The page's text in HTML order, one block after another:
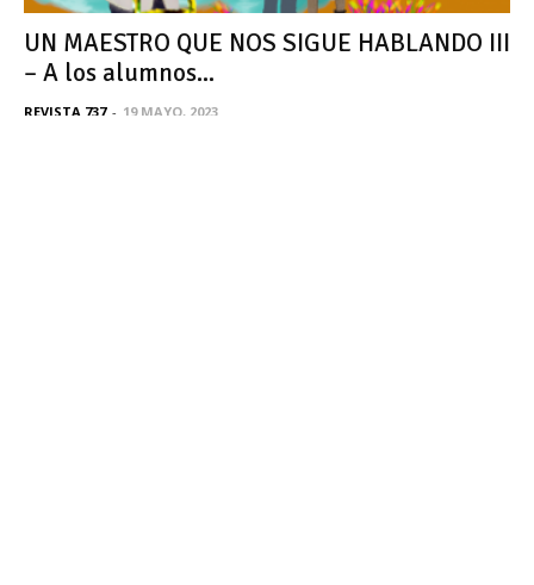
UN MAESTRO QUE NOS SIGUE HABLANDO III
– A los alumnos...
REVISTA 737 - 19 MAYO, 2023